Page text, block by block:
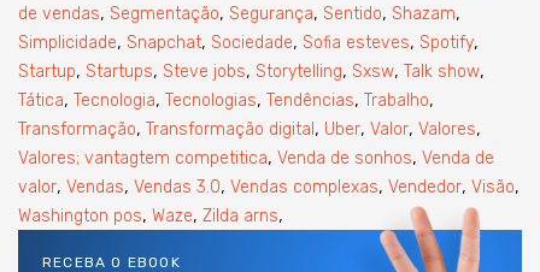
de vendas, Segmentação, Segurança, Sentido, Shazam,
Simplicidade, Snapchat, Sociedade, Sofia esteves, Spotify,
Startup, Startups, Steve jobs, Storytelling, Sxsw, Talk show,
Tática, Tecnologia, Tecnologias, Tendências, Trabalho,
Transformação, Transformação digital , Uber, Valor, Valores,
Valores; vantagtem competitica, Venda de sonhos, Venda de
valor, Vendas, Vendas 3.0, Vendas complexas, Vendedor, Visão,
Washington pos, Waze, Zilda arns,
RECEBA O EBOOK